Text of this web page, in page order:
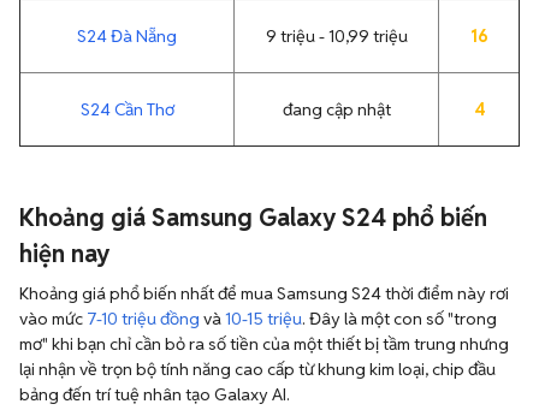
S24 Đà Nẵng 9 triệu - 10,99 triệu 16
S24 Cần Thơ đang cập nhật 4
Khoảng giá Samsung Galaxy S24 phổ biến
hiện nay
Khoảng giá phổ biến nhất để mua Samsung S24 thời điểm này rơi
vào mức 7-10 triệu đồng và10-15 triệu. Đây là một con số "trong
mơ" khi bạn chỉ cần bỏ ra số tiền của một thiết bị tầm trung nhưng
lại nhận về trọn bộ tính năng cao cấp từ khung kim loại, chip đầu
bảng đến trí tuệ nhân tạo Galaxy AI.